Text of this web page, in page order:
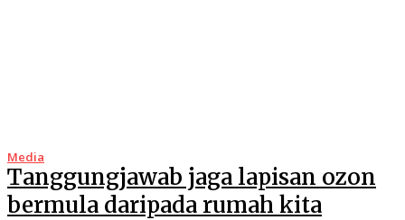
Media
Tanggungjawab jaga lapisan ozon
bermula daripada rumah kita